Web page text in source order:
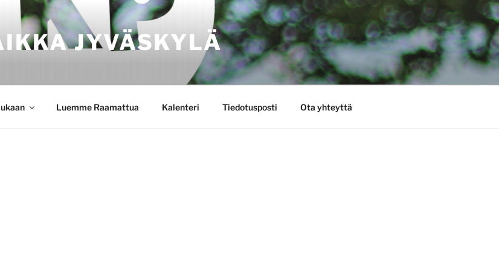
JYVÄSKYLÄ
Luemme Raamattua Kalenteri Tiedotusposti Ota yhteyttä